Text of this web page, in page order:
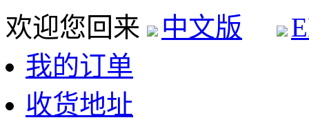
欢迎您回来 中文版
我的订单
收货地址